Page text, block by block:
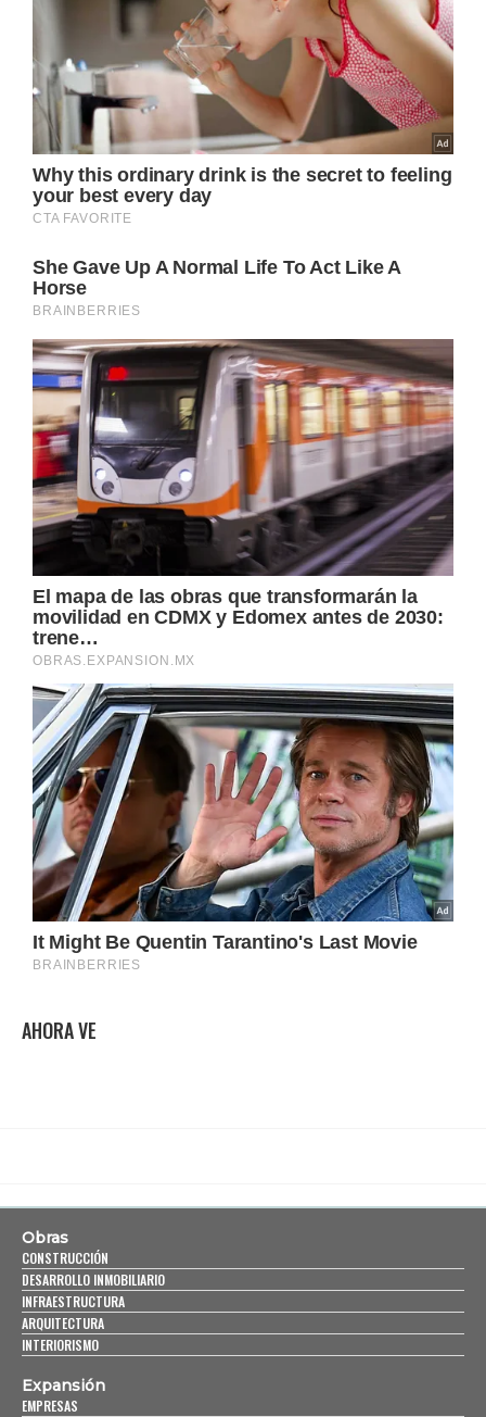
AHORA VE
Obras
CONSTRUCCIÓN
DESARROLLO INMOBILIARIO
INFRAESTRUCTURA
ARQUITECTURA
INTERIORISMO
Expansión
EMPRESAS